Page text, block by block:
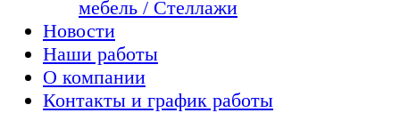
мебель / Стеллажи
Новости
Наши работы
О компании
Контакты и график работы